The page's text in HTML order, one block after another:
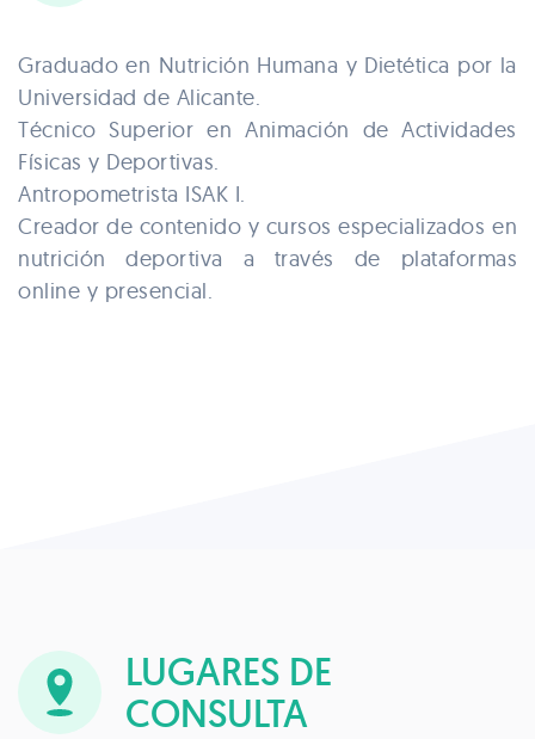
Graduado en Nutrición Humana y Dietética por la
Universidad de Alicante.
Técnico Superior en Animación de Actividades
Físicas y Deportivas.
Antropometrista ISAK I.
Creador de contenido y cursos especializados en
nutrición deportiva a través de plataformas
online y presencial.
LUGARES DE
CONSULTA